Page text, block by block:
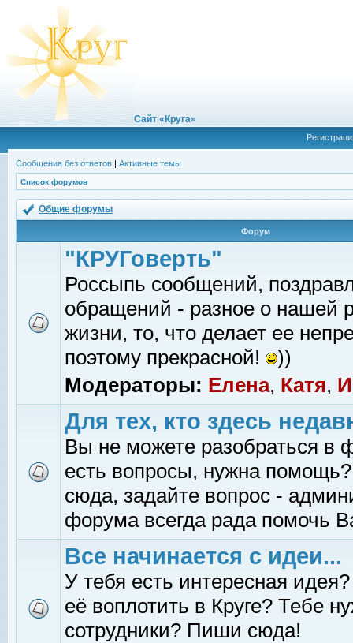
Сайт «Круга»
Сообщения без ответов | Активные темы
Список форумов
Общие форумы
Форум
"КРУГоверть"
Россыпь сообщений,
обращений - разное о нашей
жизни, то, что делает ее
поэтому прекрасной!
))
Модераторы: Елена, Катя,
Для тех, кто здесь
Вы не можете разобраться в
есть вопросы, нужна помощь?
сюда, задайте вопрос -
форума всегда рада помочь
Все начинается с идеи...
У тебя есть интересная
её воплотить в Круге? Тебе
сотрудники? Пиши сюда!